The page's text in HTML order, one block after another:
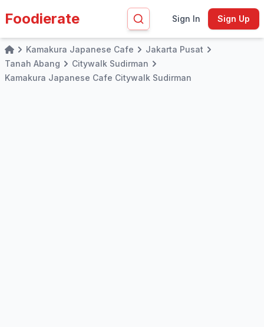
Foodierate Sign In Sign Up
HomeKamakura Japanese Cafe
Jakarta Pusat
Tanah Abang
Citywalk Sudirman
Kamakura Japanese Cafe Citywalk Sudirman